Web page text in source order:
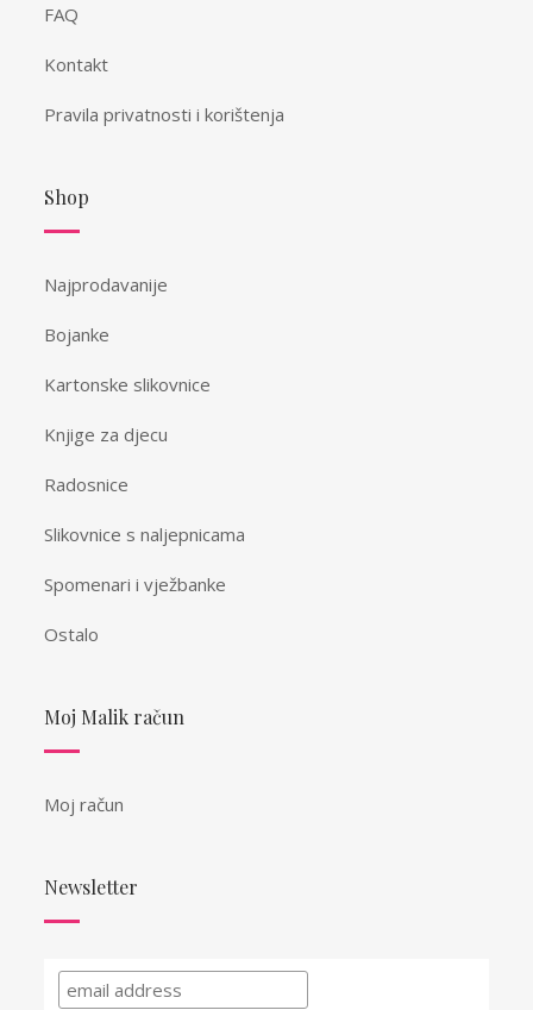
FAQ
Kontakt
Pravila privatnosti i korištenja
Shop
Najprodavanije
Bojanke
Kartonske slikovnice
Knjige za djecu
Radosnice
Slikovnice s naljepnicama
Spomenari i vježbanke
Ostalo
Moj Malik račun
Moj račun
Newsletter